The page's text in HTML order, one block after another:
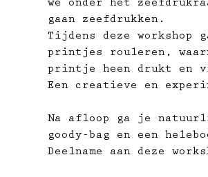
we onder het
gaan zeefdrukken.
Tijdens deze workshop
printjes rouleren,
printje heen drukt en
Een creatieve en
Na afloop ga je
goody-bag en een
Deelname aan deze